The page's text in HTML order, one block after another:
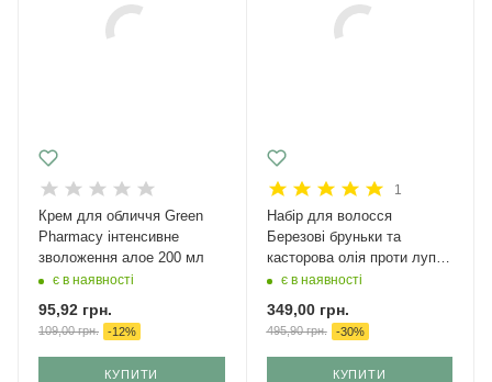
Крем для обличчя Green
Pharmacy інтенсивне
зволоження алое 200 мл
є в наявності
95,92 грн.
109,00грн. -12%
КУПИТИ
1
Набір для волосся
Березові бруньки та
касторова олія проти лупи
Green Pharmacy
є в наявності
349,00грн.
495,90грн. -30%
КУПИТИ